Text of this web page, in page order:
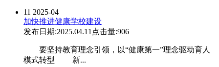
11 2025-04
加快推进健康学校建设
发布日期:2025.04.11 点击量:906
要坚持教育理念引领，以“健康第一”理念驱动育人
模式转型 新...